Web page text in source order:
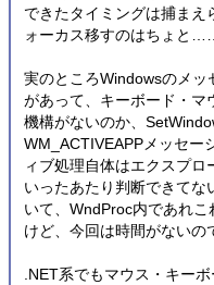
できたタイミングは捕まえ
ォーカス移すのはちょと
実のところWindowsのメッ
があって、キーボード・マ
機構がないのか、
WM_ACTIVEAPPメッセー
ィブ処理自体はエクスプロ
いったあたり判断できてな
いて、WndProc内であれ
けど、今回は時間がないの
.NET系でもマウス・キー